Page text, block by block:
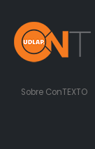
Sobre ConTEXTO